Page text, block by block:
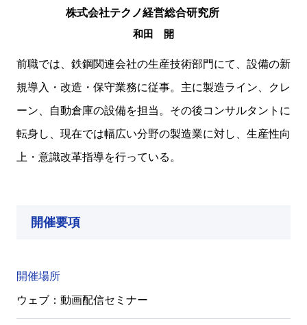
株式会社テクノ経営総合研究所
和田 開
前職では、鉄鋼関連会社の生産技術部門にて、設備の新
規導入・改造・保守業務に従事。主に製造ライン、クレ
ーン、自動倉庫の設備を担当。その後コンサルタントに
転身し、現在では幅広い分野の製造業に対し、生産性向
上・意識改革指導を行っている。
開催要項
開催場所
ウェブ：動画配信セミナー